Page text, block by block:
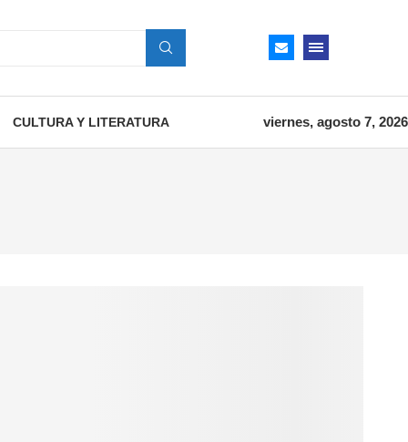
CULTURA Y LITERATURA viernes, agosto 7, 2026